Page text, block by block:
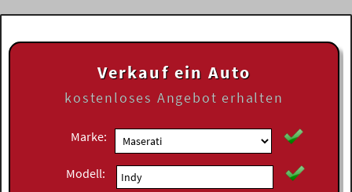
Verkauf ein Auto
kostenloses Angebot erhalten
Marke:
Modell: